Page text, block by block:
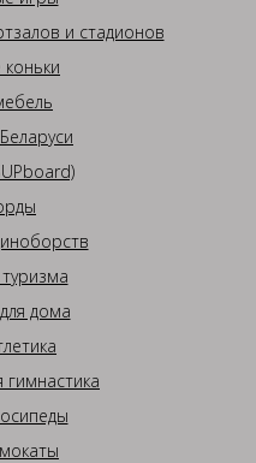
и стадионов
дома
гимнастика